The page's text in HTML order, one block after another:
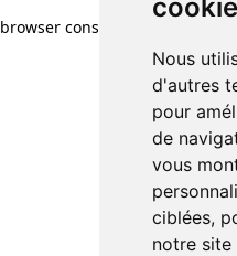
Nous
d'autres
pour
de
vous
ciblées,
notre site
browser console for more